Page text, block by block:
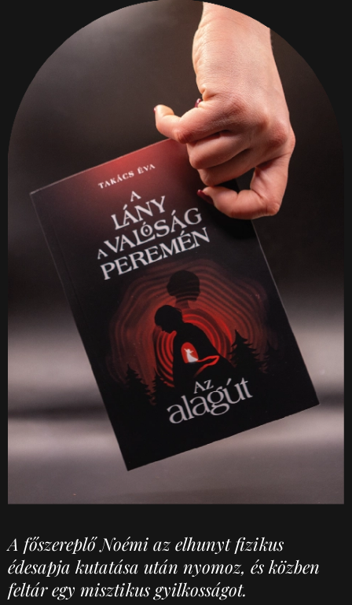
A főszereplő Noémi az elhunyt fizikus
édesapja kutatása után nyomoz, és közben
feltár egy misztikus gyilkosságot.